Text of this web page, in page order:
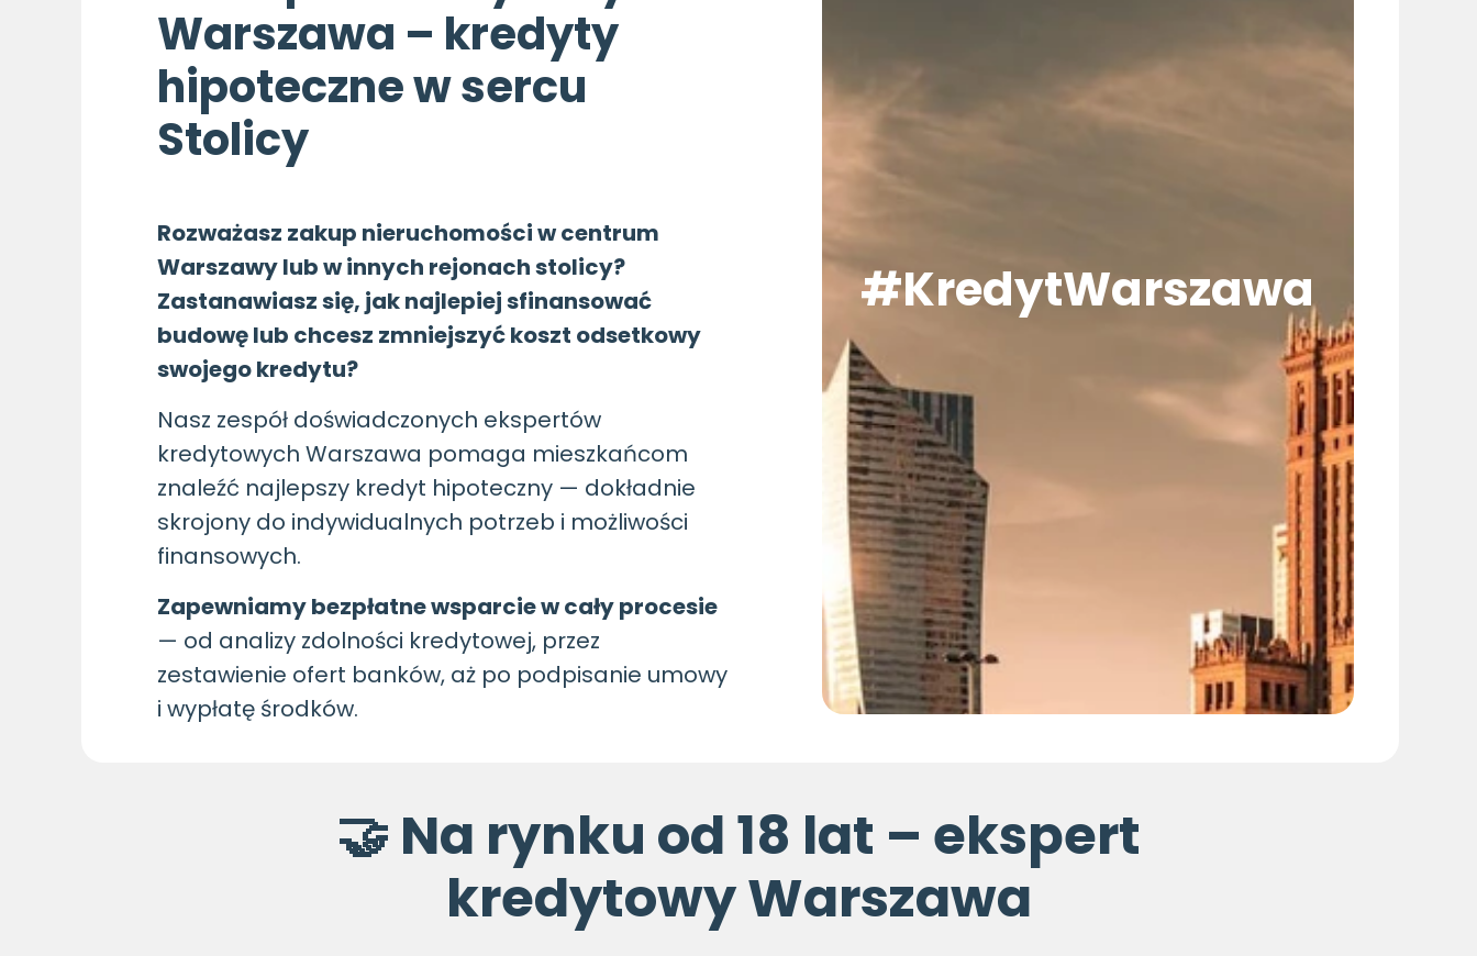
🤝 Na rynku od 18 lat – ekspert
kredytowy Warszawa
Warszawa – kredyty
hipoteczne w sercu
Stolicy
Rozważasz zakup nieruchomości w centrum
Warszawy lub w innych rejonach stolicy?
Zastanawiasz się, jak najlepiej sfinansować
budowę lub chcesz zmniejszyć koszt odsetkowy
swojego kredytu?
Nasz zespół doświadczonych ekspertów
kredytowych Warszawa pomaga mieszkańcom
znaleźć najlepszy kredyt hipoteczny — dokładnie
skrojony do indywidualnych potrzeb i możliwości
finansowych.
Zapewniamy bezpłatne wsparcie w cały procesie
— od analizy zdolności kredytowej, przez
zestawienie ofert banków, aż po podpisanie umowy
i wypłatę środków.
#KredytWarszawa